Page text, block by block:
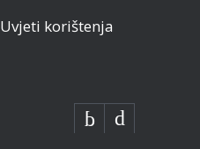
Uvjeti korištenja